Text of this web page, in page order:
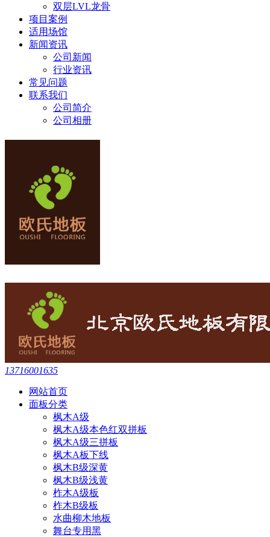
双层LVL龙骨
项目案例
适用场馆
新闻资讯
公司新闻
行业资讯
常见问题
联系我们
公司简介
公司相册
13716001635
网站首页
面板分类
枫木A级
枫木A级本色红双拼板
枫木A级三拼板
枫木A板下线
枫木B级深黄
枫木B级浅黄
柞木A级板
柞木B级板
水曲柳木地板
舞台专用黑